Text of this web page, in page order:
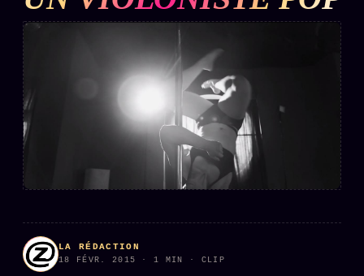
L'ARCHIVE
Rubriques éditoriales 10 088 articles
TOUTES LES RUBRIQUES →
RENSEIGNEMENT
TENDANCES
LA RÉDACTION
18 FÉVR. 2015 · 1 MIN · CLIP